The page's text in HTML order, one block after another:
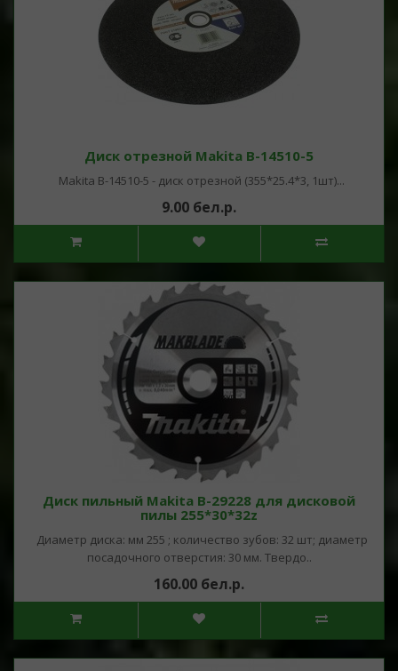
Диск отрезной Makita B-14510-5
Makita B-14510-5 - диск отрезной (355*25.4*3, 1шт)...
9.00 бел.р.
Диск пильный Makita B-29228 для дисковой
пилы 255*30*32z
Диаметр диска: мм 255 ; количество зубов: 32 шт; диаметр
посадочного отверстия: 30 мм. Твердо..
160.00 бел.р.